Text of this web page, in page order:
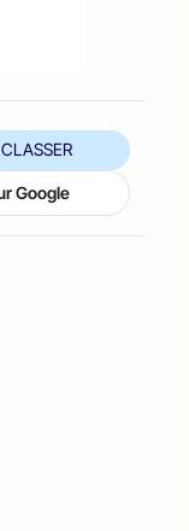
CLASSER
Google